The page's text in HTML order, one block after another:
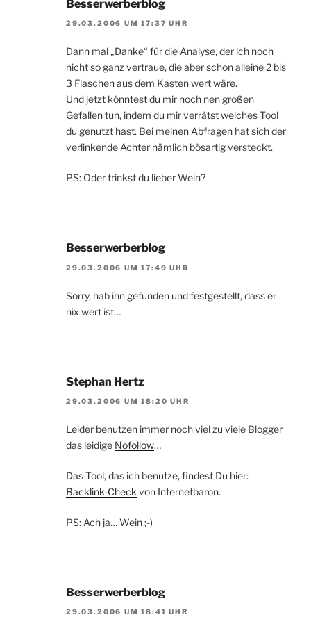
Besserwerberblog
29.03.2006 UM 17:37 UHR
Dann mal „Danke“ für die Analyse, der ich noch
nicht so ganz vertraue, die aber schon alleine 2 bis
3 Flaschen aus dem Kasten wert wäre.
Und jetzt könntest du mir noch nen großen
Gefallen tun, indem du mir verrätst welches Tool
du genutzt hast. Bei meinen Abfragen hat sich der
verlinkende Achter nämlich bösartig versteckt.
PS: Oder trinkst du lieber Wein?
Besserwerberblog
29.03.2006 UM 17:49 UHR
Sorry, hab ihn gefunden und festgestellt, dass er
nix wert ist…
Stephan Hertz
29.03.2006 UM 18:20 UHR
Leider benutzen immer noch viel zu viele Blogger
das leidige Nofollow…
Das Tool, das ich benutze, findest Du hier:
Backlink-Check von Internetbaron.
PS: Ach ja… Wein ;-)
Besserwerberblog
29.03.2006 UM 18:41 UHR